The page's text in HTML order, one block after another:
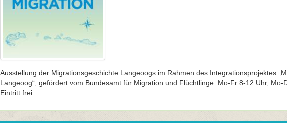
Ausstellung der Migrationsgeschichte Langeoogs im Rahmen des Integrationsprojektes
Langeoog“, gefördert vom Bundesamt für Migration und Flüchtlinge. Mo-Fr 8-12 Uhr, Mo-
Eintritt frei